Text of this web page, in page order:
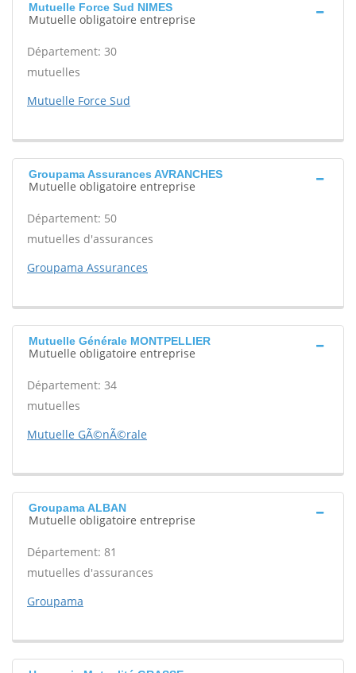
Mutuelle Force Sud NIMES
Mutuelle obligatoire entreprise
Département: 30
mutuelles
Mutuelle Force Sud
Groupama Assurances AVRANCHES
Mutuelle obligatoire entreprise
Département: 50
mutuelles d'assurances
Groupama Assurances
Mutuelle Générale MONTPELLIER
Mutuelle obligatoire entreprise
Département: 34
mutuelles
Mutuelle GÃ©nÃ©rale
Groupama ALBAN
Mutuelle obligatoire entreprise
Département: 81
mutuelles d'assurances
Groupama